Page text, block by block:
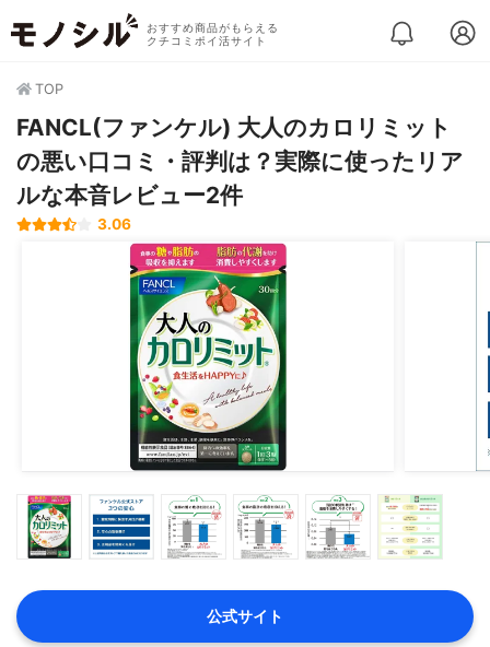
おすすめ商品がもらえる
クチコミポイ活サイト
TOP
FANCL(ファンケル) 大人のカロリミット
の悪い口コミ・評判は？実際に使ったリア
ルな本音レビュー2件
3.06
公式サイト